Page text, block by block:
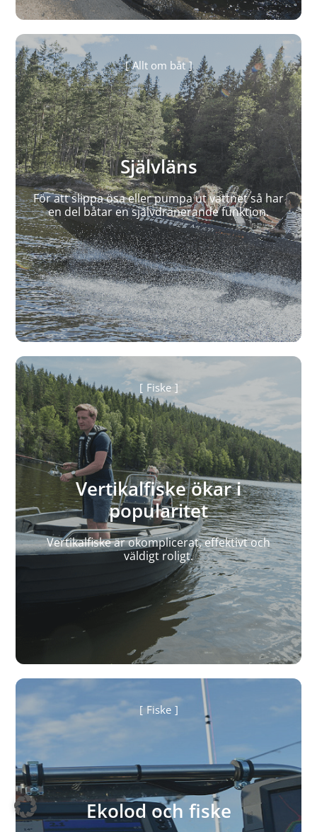
Allt om båt
Självläns
För att slippa ösa eller pumpa ut vattnet så har
en del båtar en självdränerande funktion.
Fiske
Vertikalfiske ökar i
popularitet
Vertikalfiske är okomplicerat, effektivt och
väldigt roligt.
Fiske
Ekolod och fiske